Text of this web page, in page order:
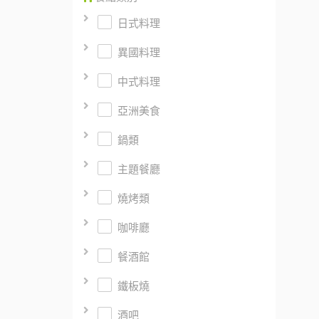
日式料理
異國料理
中式料理
亞洲美食
鍋類
主題餐廳
燒烤類
咖啡廳
餐酒館
鐵板燒
酒吧